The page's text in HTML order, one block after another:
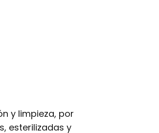
y limpieza, por
esterilizadas y